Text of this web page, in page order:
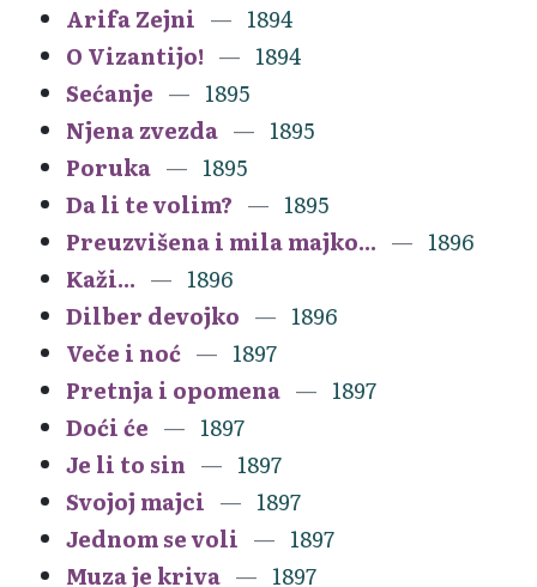
Arifa Zejni
1894
O Vizantijo!
1894
Sećanje
1895
Njena zvezda
1895
Poruka
1895
Da li te volim?
1895
Preuzvišena i mila majko...
1896
Kaži...
1896
Dilber devojko
1896
Veče i noć
1897
Pretnja i opomena
1897
Doći će
1897
Je li to sin
1897
Svojoj majci
1897
Jednom se voli
1897
Muza je kriva
1897